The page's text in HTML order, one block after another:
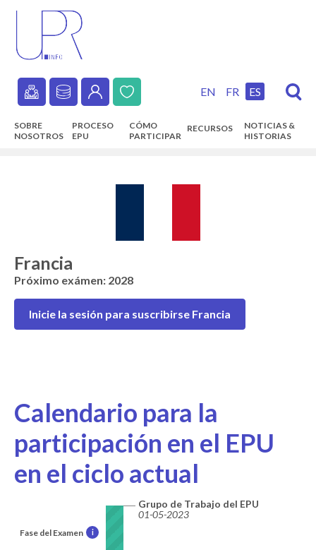
content
Secondary
navigation
EN FR ES
SOBRE
NOSOTROS
PROCESO
EPU
CÓMO
PARTICIPAR
RECURSOS
NOTICIAS &
HISTORIAS
Francia
Próximo exámen: 2028
Inicie la sesión para suscribirse Francia
Calendario para la
participación en el EPU
en el ciclo actual
Fase del Examen i
Grupo de Trabajo del EPU
01-05-2023